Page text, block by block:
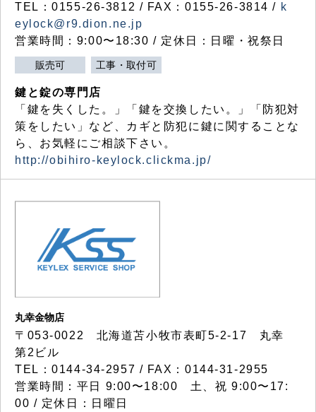
TEL：0155-26-3812 / FAX：0155-26-3814 / k
eylock@r9.dion.ne.jp
営業時間：9:00〜18:30 / 定休日：日曜・祝祭日
販売可 工事・取付可
鍵と錠の専門店
「鍵を失くした。」「鍵を交換したい。」「防犯対
策をしたい」など、カギと防犯に鍵に関することな
ら、お気軽にご相談下さい。
http://obihiro-keylock.clickma.jp/
丸幸金物店
〒053-0022 北海道苫小牧市表町5-2-17 丸幸
第2ビル
TEL：0144-34-2957 / FAX：0144-31-2955
営業時間：平日 9:00〜18:00 土、祝 9:00〜17:
00 / 定休日：日曜日